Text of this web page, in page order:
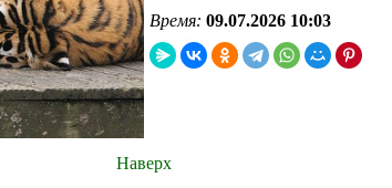
Время: 09.07.2026 10:03
Наверх